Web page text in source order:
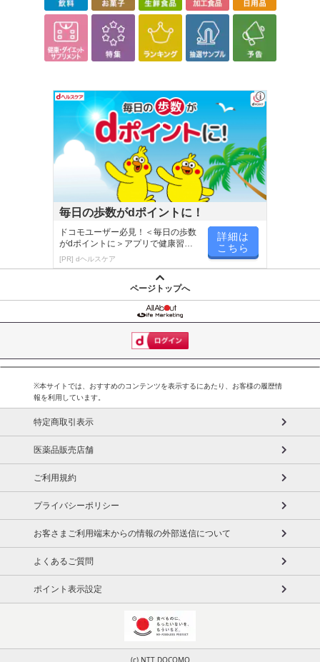
毎日の歩数がdポイントに！
ドコモユーザー必見！＜毎日の歩数
がdポイントに＞アプリで健康習慣
が楽しく続く
[PR] dヘルスケア
詳細は
こちら
ページトップへ
※本サイトでは、おすすめのコンテンツを表示するにあたり、お客様の履歴情
報を利用しています。
特定商取引表示
医薬品販売店舗
ご利用規約
プライバシーポリシー
お客さまご利用端末からの情報の外部送信について
よくあるご質問
ポイント表示設定
(c) NTT DOCOMO